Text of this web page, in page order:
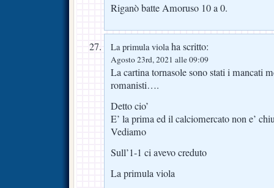
Riganò batte Amoruso 10 a 0.
La primula violaha scritto:
Agosto 23rd, 2021 alle 09:09
La cartina tornasole sono stati i mancati
romanisti….
Detto cio’
E’ la prima ed il calciomercato non e’
Vediamo
Sull’1-1 ci avevo creduto
La primula viola